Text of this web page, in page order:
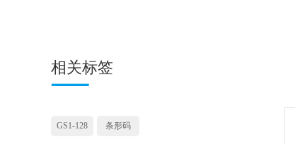
相关标签
GS1-128 条形码